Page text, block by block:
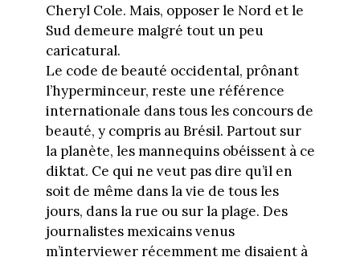
Cheryl Cole. Mais, opposer le Nord et le
Sud demeure malgré tout un peu
caricatural.
Le code de beauté occidental, prônant
l’hyperminceur, reste une référence
internationale dans tous les concours de
beauté, y compris au Brésil. Partout sur
la planète, les mannequins obéissent à ce
diktat. Ce qui ne veut pas dire qu’il en
soit de même dans la vie de tous les
jours, dans la rue ou sur la plage. Des
journalistes mexicains venus
m’interviewer récemment me disaient à